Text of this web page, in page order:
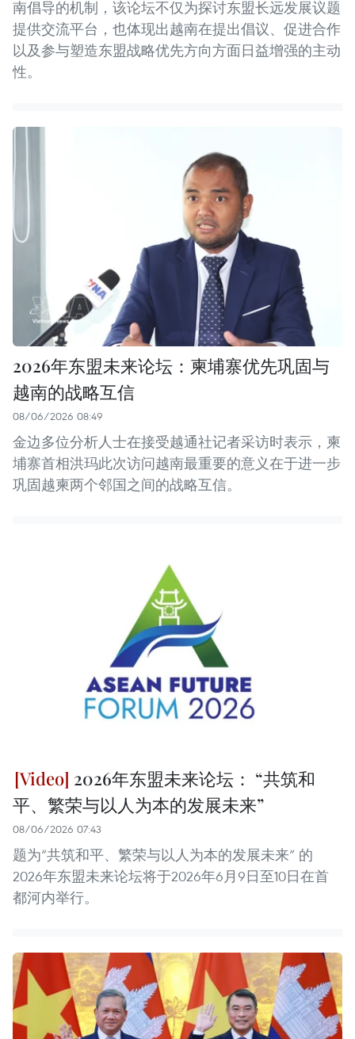
南倡导的机制，该论坛不仅为探讨东盟长远发展议题
提供交流平台，也体现出越南在提出倡议、促进合作
以及参与塑造东盟战略优先方向方面日益增强的主动
性。
2026年东盟未来论坛：柬埔寨优先巩固与
越南的战略互信
08/06/2026 08:49
金边多位分析人士在接受越通社记者采访时表示，柬
埔寨首相洪玛此次访问越南最重要的意义在于进一步
巩固越柬两个邻国之间的战略互信。
2026年东盟未来论坛： “共筑和
平、繁荣与以人为本的发展未来”
08/06/2026 07:43
题为“共筑和平、繁荣与以人为本的发展未来” 的
2026年东盟未来论坛将于2026年6月9日至10日在首
都河内举行。